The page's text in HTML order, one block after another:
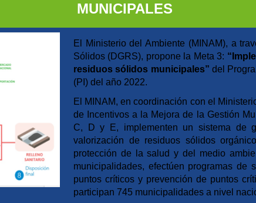
MUNICIPALES
El Ministerio del Ambiente (MINAM), a
Sólidos (DGRS), propone la Meta3:
residuos sólidos municipales”del
(PI) del año 2022.
El MINAM, en coordinación con el
de Incentivos a la Mejora de la Gestión
C, D y E, implementen un sistema de
valorización de residuos sólidos
protección de la salud y del medio
municipalidades, efectúen programas de
puntos críticos y prevención de puntos
participan 745 municipalidades a nivel